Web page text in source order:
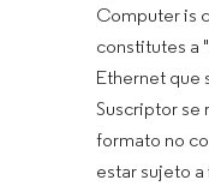
Computer is
constitutes a
Ethernet que
Suscriptor se
formato no
estar sujeto